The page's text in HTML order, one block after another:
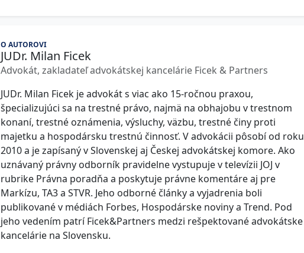
O AUTOROVI
JUDr. Milan Ficek
Advokát, zakladateľ advokátskej kancelárie Ficek & Partners
JUDr. Milan Ficek je advokát s viac ako 15-ročnou praxou,
špecializujúci sa na trestné právo, najmä na obhajobu v trestnom
konaní, trestné oznámenia, výsluchy, väzbu, trestné činy proti
majetku a hospodársku trestnú činnosť. V advokácii pôsobí od roku
2010 a je zapísaný v Slovenskej aj Českej advokátskej komore. Ako
uznávaný právny odborník pravidelne vystupuje v televízii JOJ v
rubrike Právna poradňa a poskytuje právne komentáre aj pre
Markízu, TA3 a STVR. Jeho odborné články a vyjadrenia boli
publikované v médiách Forbes, Hospodárske noviny a Trend. Pod
jeho vedením patrí Ficek&Partners medzi rešpektované advokátske
kancelárie na Slovensku.